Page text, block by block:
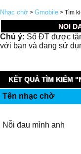
Nhạc chờ > Gmobile > Tìm
NOI
Chú ý: Số ĐT được
với bạn và đang sử
KẾT QUẢ TÌM KIẾM
Tên nhạc chờ
Nỗi đau mình anh